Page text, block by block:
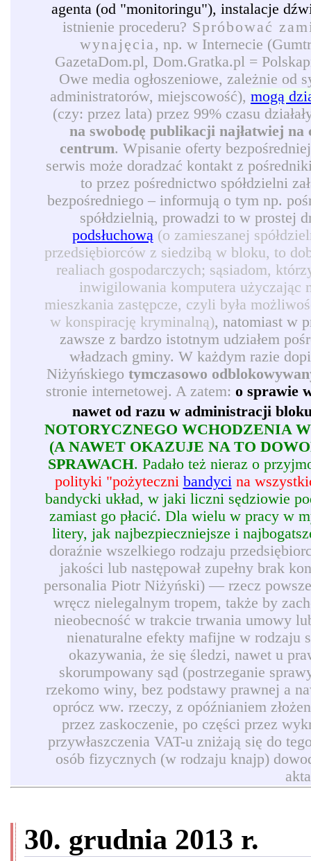
agenta (od "monitoringu"), instalacje
istnienie procederu? Spróbować
wynajęcia, np. w Internecie
GazetaDom.pl, Dom.Gratka.pl =
Owe media ogłoszeniowe, zależnie
administratorów, miejscowość), mogą
(czy: przez lata) przez 99% czasu
na swobodę publikacji najłatwiej
centrum. Wpisanie oferty
serwis może doradzać kontakt z
to przez pośrednictwo spółdzielni
bezpośredniego – informują o tym np.
spółdzielnią, prowadzi to w prostej
podsłuchową (o zamieszanej
przedsiębiorców z siedzibą w bloku, to
realiach gospodarczych; sąsiadom,
inwigilowania komputera użyczając
mieszkania zastępcze, czyli była
w konspirację kryminalną), natomiast w
zawsze z bardzo istotnym udziałem
władzach gminy. W każdym razie
Niżyńskiego tymczasowo
stronie internetowej. A zatem: o sprawie
nawet od razu w administracji
NOTORYCZNEGO WCHODZENIA
(A NAWET OKAZUJE NA TO
SPRAWACH. Padało też nieraz o
polityki "pożyteczni bandycina
bandycki układ, w jaki liczni sędziowie
zamiast go płacić. Dla wielu w pracy w
litery, jak najbezpieczniejsze i
doraźnie wszelkiego rodzaju
jakości lub następował zupełny brak
personalia Piotr Niżyński) — rzecz
wręcz nielegalnym tropem, także by
nieobecność w trakcie trwania umowy
nienaturalne efekty mafijne w rodzaju
okazywania, że się śledzi, nawet u
skorumpowany sąd (postrzeganie
rzekomo winy, bez podstawy prawnej a
oprócz ww. rzeczy, z opóźnianiem
przez zaskoczenie, po części przez
przywłaszczenia VAT-u zniżają się do
osób fizycznych (w rodzaju knajp)
30. grudnia 2013 r.